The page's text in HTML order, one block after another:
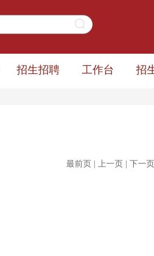
招生招聘 工作台 招
最前页 上一页 下一页